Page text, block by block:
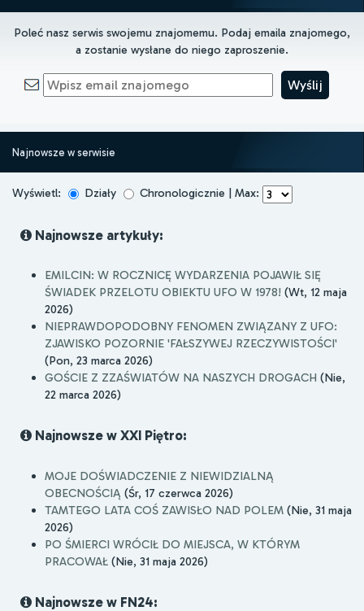
Poleć nasz serwis swojemu znajomemu. Podaj emaila znajomego,
a zostanie wysłane do niego zaproszenie.
Najnowsze w serwisie
Wyświetl: Działy Chronologicznie | Max:
Najnowsze artykuły:
EMILCIN: W ROCZNICĘ WYDARZENIA POJAWIŁ SIĘ
ŚWIADEK PRZELOTU OBIEKTU UFO W 1978! (Wt, 12 maja
2026)
NIEPRAWDOPODOBNY FENOMEN ZWIĄZANY Z UFO:
ZJAWISKO POZORNIE 'FAŁSZYWEJ RZECZYWISTOŚCI'
(Pon, 23 marca 2026)
GOŚCIE Z ZZAŚWIATÓW NA NASZYCH DROGACH (Nie,
22 marca 2026)
Najnowsze w XXI Piętro:
MOJE DOŚWIADCZENIE Z NIEWIDZIALNĄ
OBECNOŚCIĄ (Śr, 17 czerwca 2026)
TAMTEGO LATA COŚ ZAWISŁO NAD POLEM (Nie, 31 maja
2026)
PO ŚMIERCI WRÓCIŁ DO MIEJSCA, W KTÓRYM
PRACOWAŁ (Nie, 31 maja 2026)
Najnowsze w FN24: